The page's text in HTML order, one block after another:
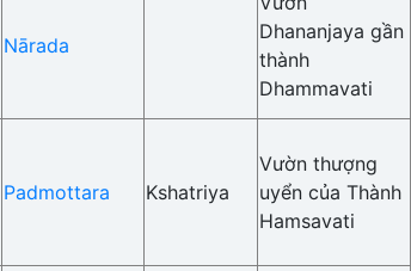
Nārada
Dhananjaya gần
thành
Dhammavati
Padmottara Kshatriya
Vườn thượng
uyển của Thành
Hamsavati